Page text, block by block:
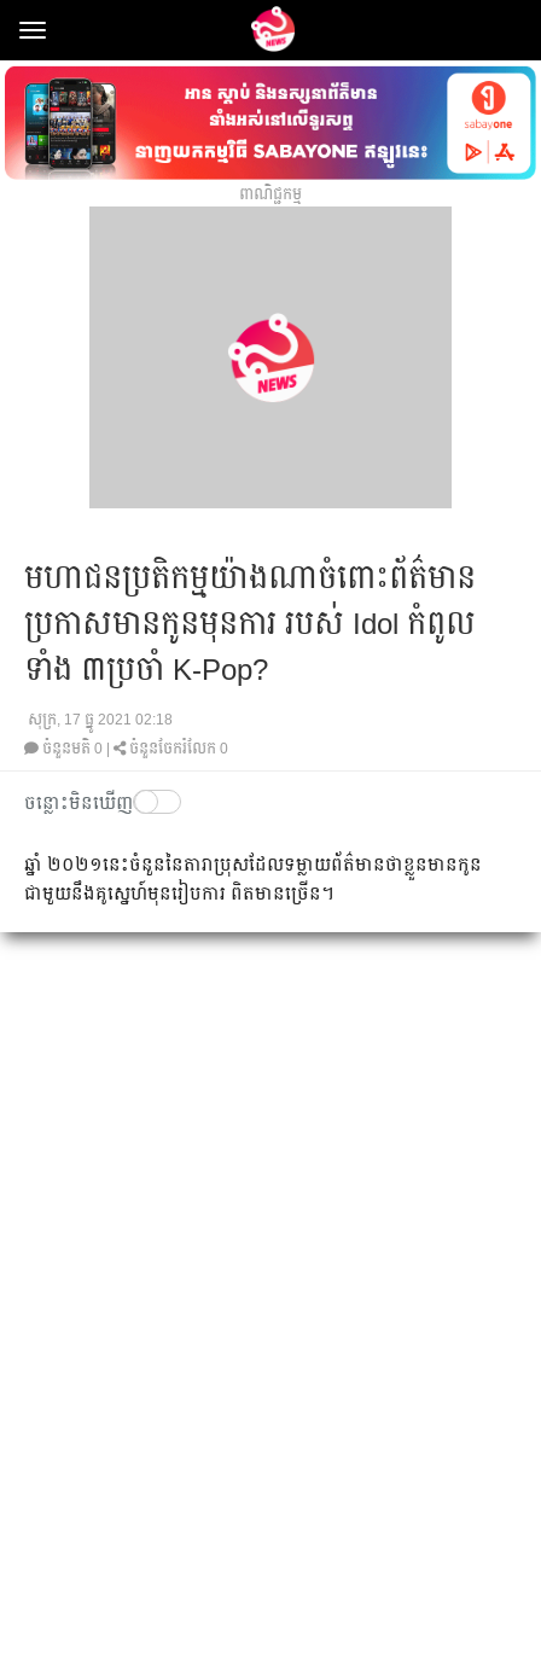
Toggle
navigation
ពាណិជ្ជកម្ម
មហាជនប្រតិកម្មយ៉ាងណាចំពោះព័ត៌មាន
ប្រកាសមានកូនមុនការ របស់ Idol កំពូល
ទាំង ៣ប្រចាំ K-Pop?
សុក្រ, 17 ធ្នូ 2021 02:18
ចំនួនមតិ 0 ចំនួនចែករំលែក 0
ចន្លោះមិនឃើញ
ឆ្នាំ ២០២១នេះចំនួន​នៃ​តារា​ប្រុស​ដែល​ទម្លាយព័ត៌មាន​ថា​ខ្លួនមាន​កូន
ជាមួយនឹង​គូស្នេហ៍មុនរៀបការ ពិតមានច្រើន។